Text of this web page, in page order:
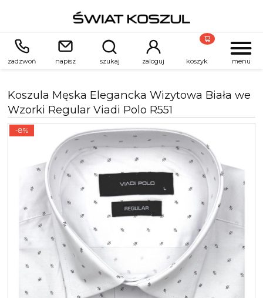
menu
zadzwoń napisz szukaj zaloguj koszyk
Koszula Męska Elegancka Wizytowa Biała we
Wzorki Regular Viadi Polo R551
-8%